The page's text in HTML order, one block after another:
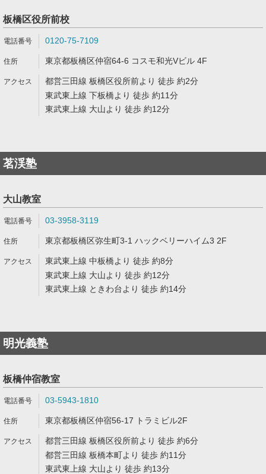
板橋区役所前校
0120-75-7109
東京都板橋区仲宿64-6 コスモ和光Vビル 4F
都営三田線 板橋区役所前より 徒歩 約2分
東武東上線 下板橋より 徒歩 約11分
東武東上線 大山より 徒歩 約12分
茗渓塾
大山教室
03-3958-3119
東京都板橋区弥生町3-1 ハックベリーハイム3 2F
東武東上線 中板橋より 徒歩 約8分
東武東上線 大山より 徒歩 約12分
東武東上線 ときわ台より 徒歩 約14分
明光義塾
板橋仲宿教室
03-5943-1810
東京都板橋区仲宿56-17 トラミビル2F
都営三田線 板橋区役所前より 徒歩 約6分
都営三田線 板橋本町より 徒歩 約11分
東武東上線 大山より 徒歩 約13分